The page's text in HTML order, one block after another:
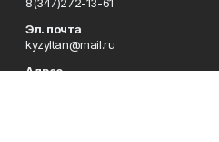
8(347)272-13-61
Эл. почта
kyzyltan@mail.ru
Адрес